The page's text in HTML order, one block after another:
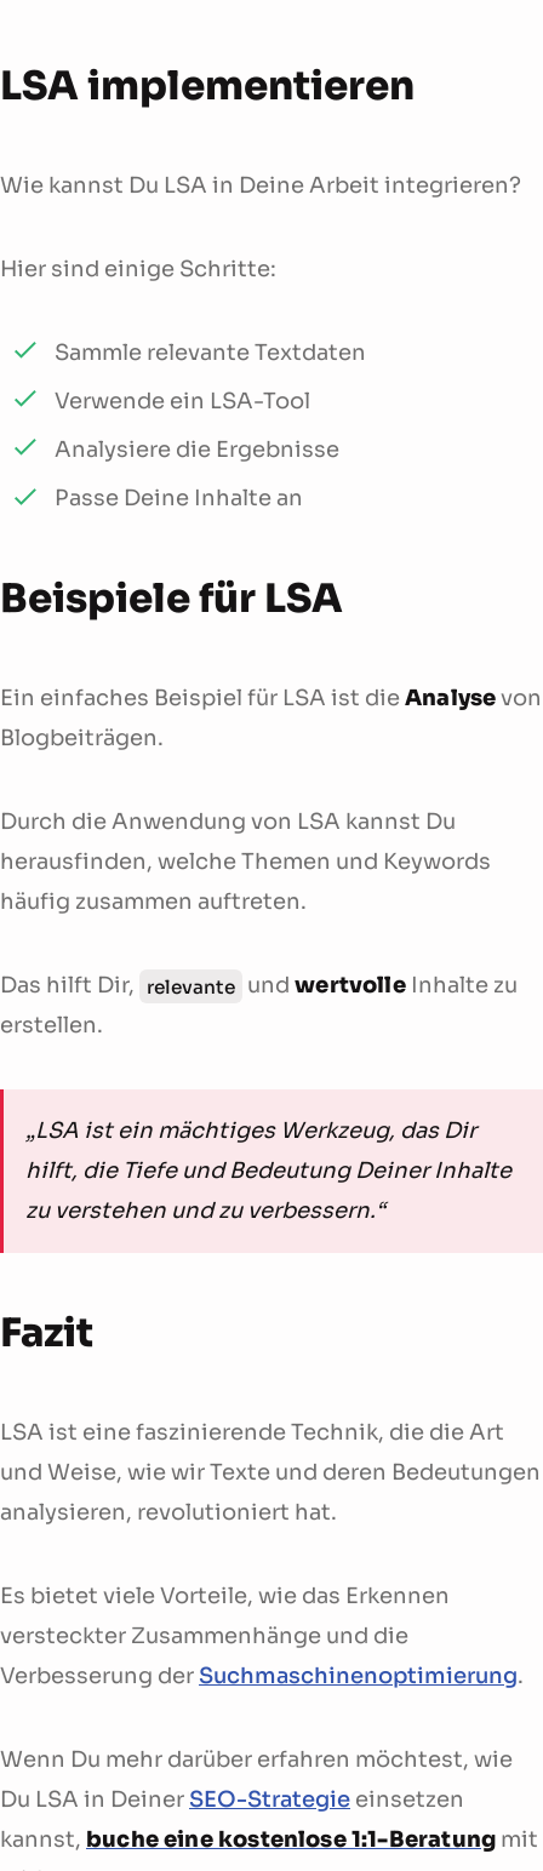
LSA implementieren
Wie kannst Du LSA in Deine Arbeit integrieren?
Hier sind einige Schritte:
Sammle relevante Textdaten
Verwende ein LSA-Tool
Analysiere die Ergebnisse
Passe Deine Inhalte an
Beispiele für LSA
Ein einfaches Beispiel für LSA ist dieAnalysevon
Blogbeiträgen.
Durch die Anwendung von LSA kannst Du
herausfinden, welche Themen und Keywords
häufig zusammen auftreten.
Das hilft Dir, relevante undwertvolleInhalte zu
erstellen.
„LSA ist ein mächtiges Werkzeug, das Dir
hilft, die Tiefe und Bedeutung Deiner Inhalte
zu verstehen und zu verbessern.“
Fazit
LSA ist eine faszinierende Technik, die die Art
und Weise, wie wir Texte und deren Bedeutungen
analysieren, revolutioniert hat.
Es bietet viele Vorteile, wie das Erkennen
versteckter Zusammenhänge und die
Verbesserung der Suchmaschinenoptimierung.
Wenn Du mehr darüber erfahren möchtest, wie
Du LSA in Deiner SEO-Strategie einsetzen
kannst, buche eine kostenlose 1:1-Beratung mit